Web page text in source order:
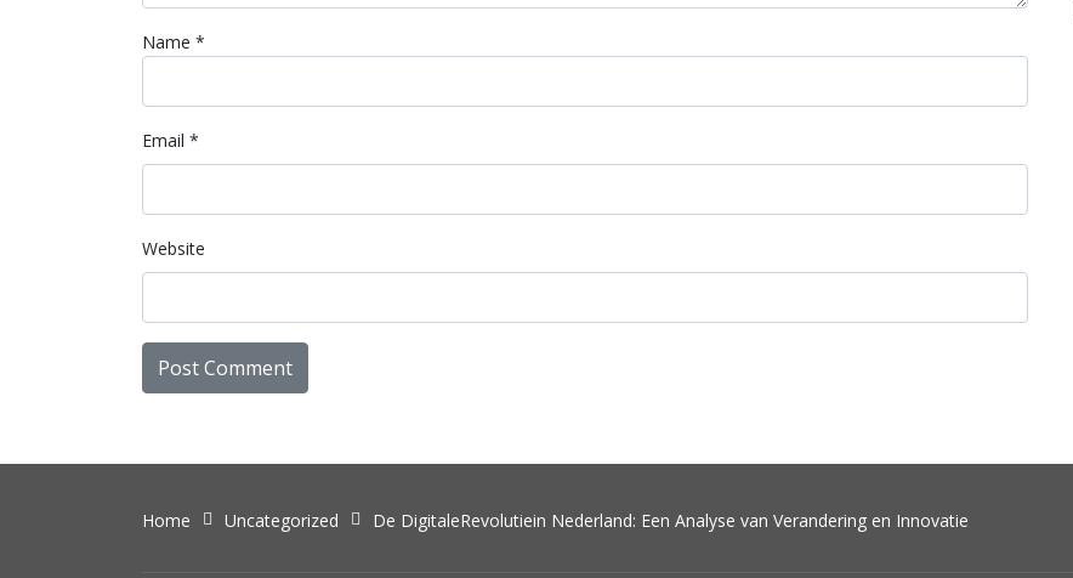
Name *
Email *
Website
Home Uncategorized De DigitaleRevolutiein Nederland: Een Analyse van Verandering en Innovatie